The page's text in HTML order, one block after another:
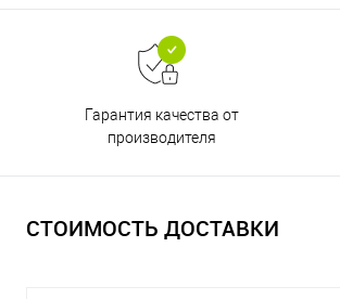
Гарантия качества от
производителя
СТОИМОСТЬ ДОСТАВКИ